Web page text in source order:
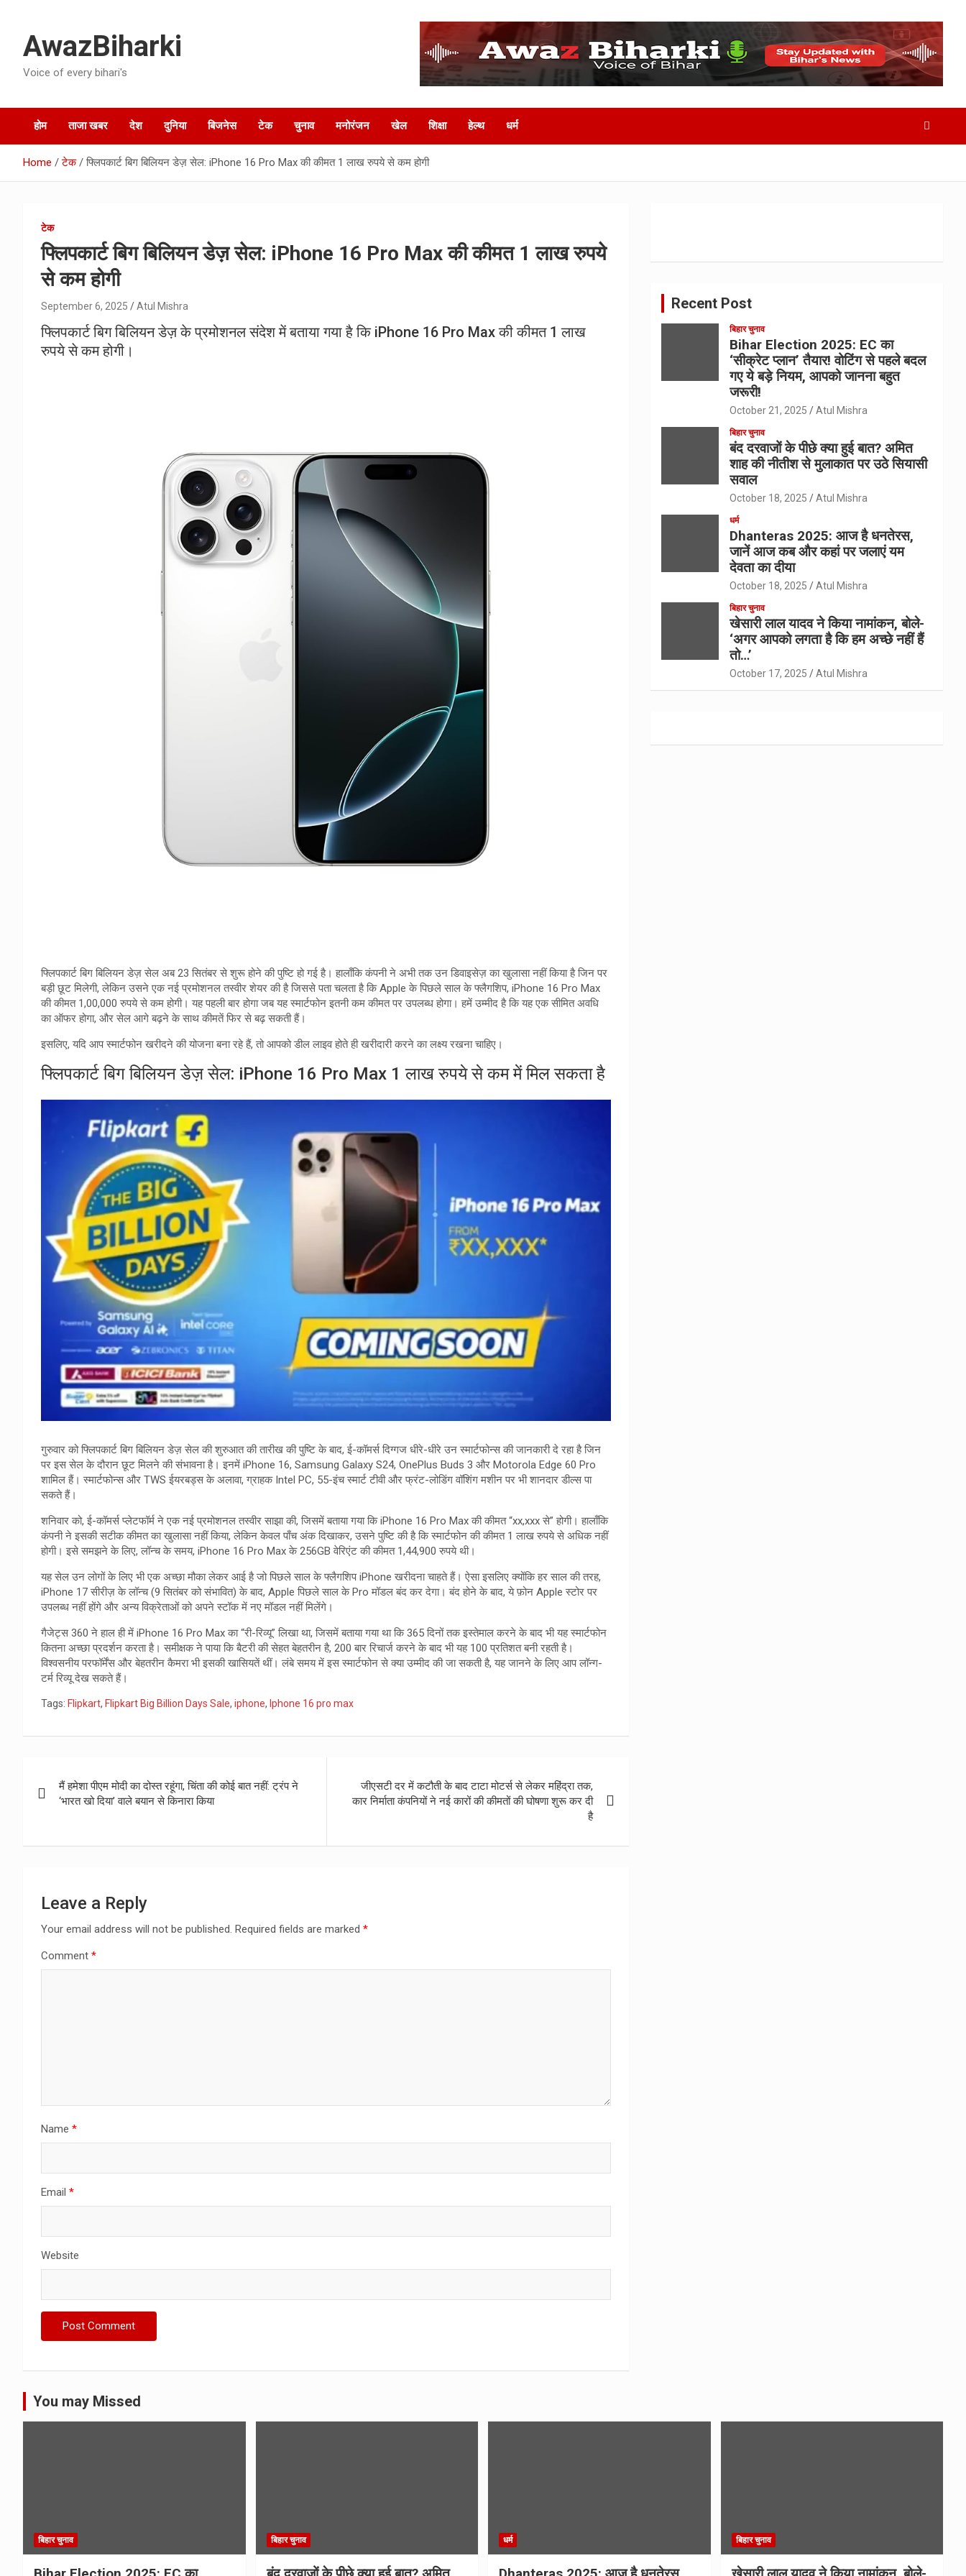
contentAwazBiharki
Voice of every bihari's
होम ताजा खबर देश दुनिया बिजनेस टेक चुनाव मनोरंजन खेल शिक्षा हेल्‍थ धर्म
Home टेक फ्लिपकार्ट बिग बिलियन डेज़ सेल: iPhone 16 Pro Max की कीमत 1 लाख रुपये से कम होगी
टेक
फ्लिपकार्ट बिग बिलियन डेज़ सेल: iPhone 16 Pro Max की कीमत 1 लाख रुपये
से कम होगी
September 6, 2025 Atul Mishra
फ्लिपकार्ट बिग बिलियन डेज़ के प्रमोशनल संदेश में बताया गया है कि iPhone 16 Pro Max की कीमत 1 लाख
रुपये से कम होगी।
फ्लिपकार्ट बिग बिलियन डेज़ सेल अब 23 सितंबर से शुरू होने की पुष्टि हो गई है। हालाँकि कंपनी ने अभी तक उन डिवाइसेज़ का खुलासा नहीं किया है जिन पर
बड़ी छूट मिलेगी, लेकिन उसने एक नई प्रमोशनल तस्वीर शेयर की है जिससे पता चलता है कि Apple के पिछले साल के फ्लैगशिप, iPhone 16 Pro Max
की कीमत 1,00,000 रुपये से कम होगी। यह पहली बार होगा जब यह स्मार्टफोन इतनी कम कीमत पर उपलब्ध होगा। हमें उम्मीद है कि यह एक सीमित अवधि
का ऑफर होगा, और सेल आगे बढ़ने के साथ कीमतें फिर से बढ़ सकती हैं।
इसलिए, यदि आप स्मार्टफोन खरीदने की योजना बना रहे हैं, तो आपको डील लाइव होते ही खरीदारी करने का लक्ष्य रखना चाहिए।
फ्लिपकार्ट बिग बिलियन डेज़ सेल: iPhone 16 Pro Max 1 लाख रुपये से कम में मिल सकता है
गुरुवार को फ्लिपकार्ट बिग बिलियन डेज़ सेल की शुरुआत की तारीख की पुष्टि के बाद, ई-कॉमर्स दिग्गज धीरे-धीरे उन स्मार्टफोन्स की जानकारी दे रहा है जिन
पर इस सेल के दौरान छूट मिलने की संभावना है। इनमें iPhone 16, Samsung Galaxy S24, OnePlus Buds 3 और Motorola Edge 60 Pro
शामिल हैं। स्मार्टफोन्स और TWS ईयरबड्स के अलावा, ग्राहक Intel PC, 55-इंच स्मार्ट टीवी और फ्रंट-लोडिंग वॉशिंग मशीन पर भी शानदार डील्स पा
सकते हैं।
शनिवार को, ई-कॉमर्स प्लेटफॉर्म ने एक नई प्रमोशनल तस्वीर साझा की, जिसमें बताया गया कि iPhone 16 Pro Max की कीमत “xx,xxx से” होगी। हालाँकि
कंपनी ने इसकी सटीक कीमत का खुलासा नहीं किया, लेकिन केवल पाँच अंक दिखाकर, उसने पुष्टि की है कि स्मार्टफोन की कीमत 1 लाख रुपये से अधिक नहीं
होगी। इसे समझने के लिए, लॉन्च के समय, iPhone 16 Pro Max के 256GB वेरिएंट की कीमत 1,44,900 रुपये थी।
यह सेल उन लोगों के लिए भी एक अच्छा मौका लेकर आई है जो पिछले साल के फ्लैगशिप iPhone खरीदना चाहते हैं। ऐसा इसलिए क्योंकि हर साल की तरह,
iPhone 17 सीरीज़ के लॉन्च (9 सितंबर को संभावित) के बाद, Apple पिछले साल के Pro मॉडल बंद कर देगा। बंद होने के बाद, ये फ़ोन Apple स्टोर पर
उपलब्ध नहीं होंगे और अन्य विक्रेताओं को अपने स्टॉक में नए मॉडल नहीं मिलेंगे।
गैजेट्स 360 ने हाल ही में iPhone 16 Pro Max का “री-रिव्यू” लिखा था, जिसमें बताया गया था कि 365 दिनों तक इस्तेमाल करने के बाद भी यह स्मार्टफोन
कितना अच्छा प्रदर्शन करता है। समीक्षक ने पाया कि बैटरी की सेहत बेहतरीन है, 200 बार रिचार्ज करने के बाद भी यह 100 प्रतिशत बनी रहती है।
विश्वसनीय परफॉर्मेंस और बेहतरीन कैमरा भी इसकी खासियतें थीं। लंबे समय में इस स्मार्टफोन से क्या उम्मीद की जा सकती है, यह जानने के लिए आप लॉन्ग-
टर्म रिव्यू देख सकते हैं।
Tags: Flipkart, Flipkart Big Billion Days Sale, iphone, Iphone 16 pro max
navigation
मैं हमेशा पीएम मोदी का दोस्त रहूंगा, चिंता की कोई बात नहीं: ट्रंप ने
‘भारत खो दिया’ वाले बयान से किनारा किया
जीएसटी दर में कटौती के बाद टाटा मोटर्स से लेकर महिंद्रा तक,
कार निर्माता कंपनियों ने नई कारों की कीमतों की घोषणा शुरू कर दी
है
Leave a Reply
Your email address will not be published. Required fields are marked *
Comment *
Name *
Email *
Website
Recent Post
बिहार चुनाव
Bihar Election 2025: EC का
‘सीक्रेट प्लान’ तैयार! वोटिंग से पहले बदल
गए ये बड़े नियम, आपको जानना बहुत
जरूरी!
October 21, 2025 Atul Mishra
बिहार चुनाव
बंद दरवाजों के पीछे क्या हुई बात? अमित
शाह की नीतीश से मुलाकात पर उठे सियासी
सवाल
October 18, 2025 Atul Mishra
धर्म
Dhanteras 2025: आज है धनतेरस,
जानें आज कब और कहां पर जलाएं यम
देवता का दीया
October 18, 2025 Atul Mishra
बिहार चुनाव
खेसारी लाल यादव ने किया नामांकन, बोले-
‘अगर आपको लगता है कि हम अच्छे नहीं हैं
तो…’
October 17, 2025 Atul Mishra
You may Missed
बिहार चुनाव बिहार चुनाव धर्म बिहार चुनाव